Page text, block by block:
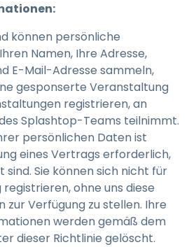
können persönliche
Namen, Ihre Adresse,
E-Mail-Adresse sammeln,
gesponserte Veranstaltung
registrieren, an
Splashtop-Teams teilnimmt.
persönlichen Daten ist
eines Vertrags erforderlich,
sind. Sie können sich nicht für
ohne uns diese
zur Verfügung zu stellen. Ihre
werden gemäß dem
dieser Richtlinie gelöscht.